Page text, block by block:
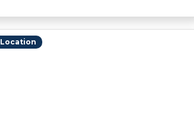
Location